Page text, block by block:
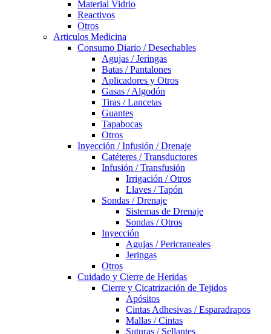
Material Vidrio
Reactivos
Otros
Articulos Medicina
Consumo Diario / Desechables
Agujas / Jeringas
Batas / Pantalones
Aplicadores y Otros
Gasas / Algodón
Tiras / Lancetas
Guantes
Tapabocas
Otros
Inyección / Infusión / Drenaje
Catéteres / Transductores
Infusión / Transfusión
Irrigación / Otros
Llaves / Tapón
Sondas / Drenaje
Sistemas de Drenaje
Sondas / Otros
Inyección
Agujas / Pericraneales
Jeringas
Otros
Cuidado y Cierre de Heridas
Cierre y Cicatrización de Tejidos
Apósitos
Cintas Adhesivas / Esparadrapos
Mallas / Cintas
Suturas / Sellantes